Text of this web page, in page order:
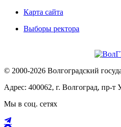
Карта сайта
Выборы ректора
© 2000-2026 Волгоградский
Адрес: 400062, г. Волгоград, пр-т
Мы в соц. сетях